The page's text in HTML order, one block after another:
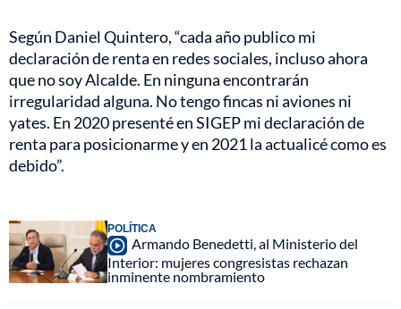
Según Daniel Quintero, “cada año publico mi
declaración de renta en redes sociales, incluso ahora
que no soy Alcalde. En ninguna encontrarán
irregularidad alguna. No tengo fincas ni aviones ni
yates. En 2020 presenté en SIGEP mi declaración de
renta para posicionarme y en 2021 la actualicé como es
debido”.
POLÍTICA
Armando Benedetti, al Ministerio del
Interior: mujeres congresistas rechazan
inminente nombramiento